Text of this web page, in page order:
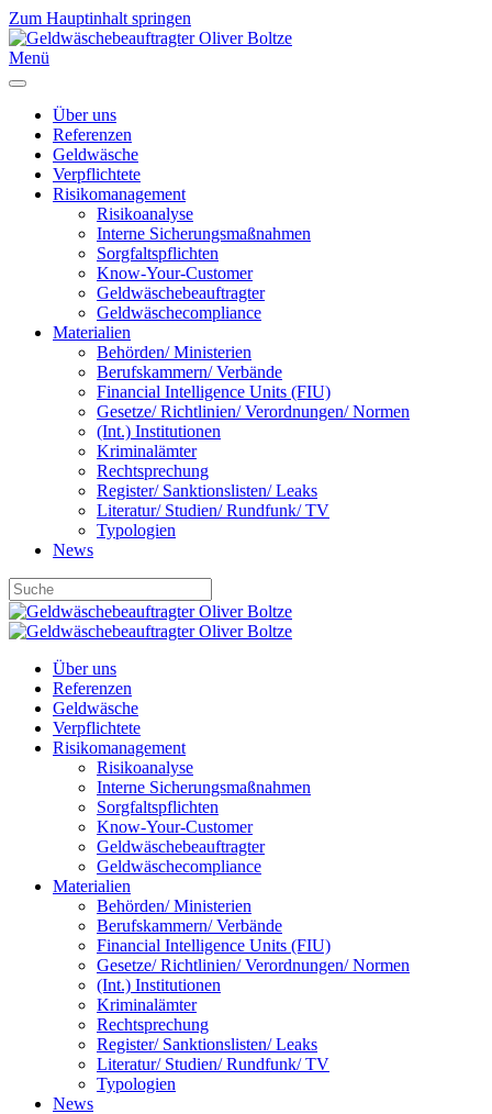
Zum Hauptinhalt springen
Menü
Über uns
Referenzen
Geldwäsche
Verpflichtete
Risikomanagement
Risikoanalyse
Interne Sicherungsmaßnahmen
Sorgfaltspflichten
Know-Your-Customer
Geldwäschebeauftragter
Geldwäschecompliance
Materialien
Behörden/ Ministerien
Berufskammern/ Verbände
Financial Intelligence Units (FIU)
Gesetze/ Richtlinien/ Verordnungen/ Normen
(Int.) Institutionen
Kriminalämter
Rechtsprechung
Register/ Sanktionslisten/ Leaks
Literatur/ Studien/ Rundfunk/ TV
Typologien
News
Über uns
Referenzen
Geldwäsche
Verpflichtete
Risikomanagement
Risikoanalyse
Interne Sicherungsmaßnahmen
Sorgfaltspflichten
Know-Your-Customer
Geldwäschebeauftragter
Geldwäschecompliance
Materialien
Behörden/ Ministerien
Berufskammern/ Verbände
Financial Intelligence Units (FIU)
Gesetze/ Richtlinien/ Verordnungen/ Normen
(Int.) Institutionen
Kriminalämter
Rechtsprechung
Register/ Sanktionslisten/ Leaks
Literatur/ Studien/ Rundfunk/ TV
Typologien
News